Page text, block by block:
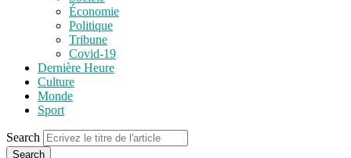
Économie
Politique
Tribune
Covid-19
Dernière Heure
Culture
Monde
Sport
Search